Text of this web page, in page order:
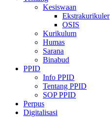
Kesiswaan
Ekstrakurikuler
OSIS
Kurikulum
Humas
Sarana
Binabud
PPID
Info PPID
Tentang PPID
SOP PPID
Perpus
Digitalisasi